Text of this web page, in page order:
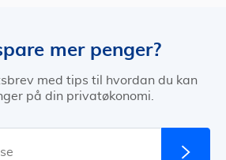
mer penger?
med tips til hvordan du kan
på din privatøkonomi.